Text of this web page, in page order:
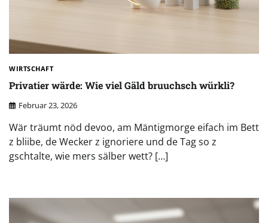
WIRTSCHAFT
Privatier wärde: Wie viel Gäld bruuchsch würkli?
Februar 23, 2026
Wär träumt nöd devoo, am Mäntigmorge eifach im Bett
z bliibe, de Wecker z ignoriere und de Tag so z
gschtalte, wie mers sälber wett? […]